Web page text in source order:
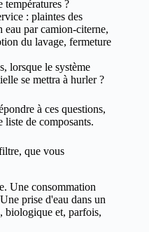
températures ?
: plaintes des
eau par camion-citerne,
du lavage, fermeture
lorsque le système
se mettra à hurler ?
à ces questions,
liste de composants.
que vous
Une consommation
prise d'eau dans un
biologique et, parfois,